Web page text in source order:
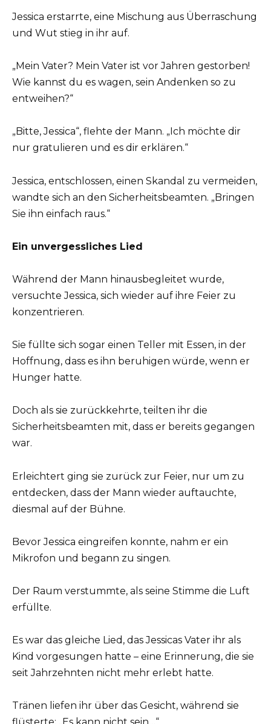
Jessica erstarrte, eine Mischung aus Überraschung
und Wut stieg in ihr auf.
„Mein Vater? Mein Vater ist vor Jahren gestorben!
Wie kannst du es wagen, sein Andenken so zu
entweihen?“
„Bitte, Jessica“, flehte der Mann. „Ich möchte dir
nur gratulieren und es dir erklären.“
Jessica, entschlossen, einen Skandal zu vermeiden,
wandte sich an den Sicherheitsbeamten. „Bringen
Sie ihn einfach raus.“
Ein unvergessliches Lied
Während der Mann hinausbegleitet wurde,
versuchte Jessica, sich wieder auf ihre Feier zu
konzentrieren.
Sie füllte sich sogar einen Teller mit Essen, in der
Hoffnung, dass es ihn beruhigen würde, wenn er
Hunger hatte.
Doch als sie zurückkehrte, teilten ihr die
Sicherheitsbeamten mit, dass er bereits gegangen
war.
Erleichtert ging sie zurück zur Feier, nur um zu
entdecken, dass der Mann wieder auftauchte,
diesmal auf der Bühne.
Bevor Jessica eingreifen konnte, nahm er ein
Mikrofon und begann zu singen.
Der Raum verstummte, als seine Stimme die Luft
erfüllte.
Es war das gleiche Lied, das Jessicas Vater ihr als
Kind vorgesungen hatte – eine Erinnerung, die sie
seit Jahrzehnten nicht mehr erlebt hatte.
Tränen liefen ihr über das Gesicht, während sie